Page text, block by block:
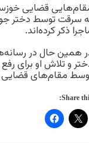
قضایی
سرقت توسط دختر
ذکر کرده‌اند.
همین حال در
و تلاش او برای
مقام‌های
Share